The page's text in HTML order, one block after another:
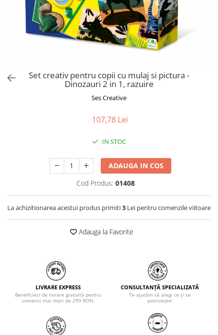
Consultanta Instalare
Jucarii de Sortare
Jucarii de tras
Jucarii din plus
PAPUSI
Set creativ pentru copii cu mulaj si pictura -
Dinozauri 2 in 1, razuire
Ses Creative
107,78 Lei
IN STOC
ADAUGA IN COS
Cod Produs: 01408
La achizitionarea acestui produs primiti3 Lei pentru comenzile viitoare
Adauga la Favorite
LIVRARE EXPRESS
Beneficiezi de livrare gratuită pentru
comenzi mai mari de 299 RON.
CONSULTANȚĂ SPECIALIZATĂ
Te ajutăm să alegi ce ți se
potrivește!